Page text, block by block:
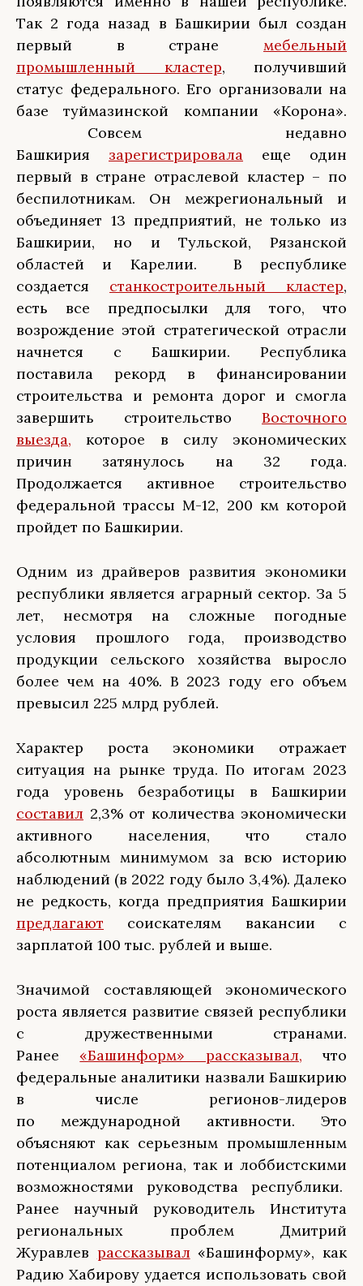
Так 2 года назад в Башкирии был создан
первый в стране мебельный
промышленный кластер, получивший
статус федерального. Его организовали на
базе туймазинской компании «Корона».
Совсем недавно
Башкирия зарегистрировала еще один
первый в стране отраслевой кластер – по
беспилотникам. Он межрегиональный и
объединяет 13 предприятий, не только из
Башкирии, но и Тульской, Рязанской
областей и Карелии. В республике
создается станкостроительный кластер,
есть все предпосылки для того, что
возрождение этой стратегической отрасли
начнется с Башкирии. Республика
поставила рекорд в финансировании
строительства и ремонта дорог и смогла
завершить строительство Восточного
выезда, которое в силу экономических
причин затянулось на 32 года.
Продолжается активное строительство
федеральной трассы М-12, 200 км которой
пройдет по Башкирии.
Одним из драйверов развития экономики
республики является аграрный сектор. За 5
лет, несмотря на сложные погодные
условия прошлого года, производство
продукции сельского хозяйства выросло
более чем на 40%. В 2023 году его объем
превысил 225 млрд рублей.
Характер роста экономики отражает
ситуация на рынке труда. По итогам 2023
года уровень безработицы в Башкирии
составил 2,3% от количества экономически
активного населения, что стало
абсолютным минимумом за всю историю
наблюдений (в 2022 году было 3,4%). Далеко
не редкость, когда предприятия Башкирии
предлагают соискателям вакансии с
зарплатой 100 тыс. рублей и выше.
Значимой составляющей экономического
роста является развитие связей республики
с дружественными странами.
Ранее«Башинформ» рассказывал, что
федеральные аналитики назвали Башкирию
в числе регионов-лидеров
по международной активности. Это
объясняют как серьезным промышленным
потенциалом региона, так и лоббистскими
возможностями руководства республики.
Ранее научный руководитель Института
региональных проблем Дмитрий
Журавлев рассказывал «Башинформу», как
Радию Хабирову удается использовать свой